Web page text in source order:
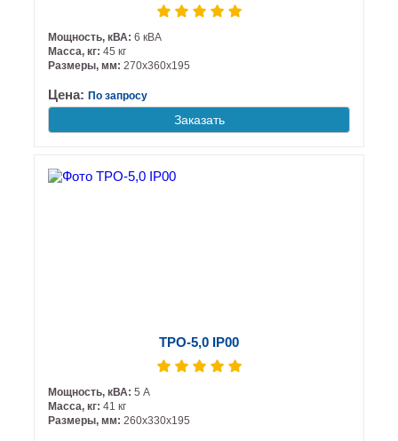
Мощность, кВА: 6 кВА
Масса, кг: 45 кг
Размеры, мм: 270х360х195
Цена: По запросу
Заказать
ТРО-5,0 IP00
Мощность, кВА: 5 А
Масса, кг: 41 кг
Размеры, мм: 260х330х195